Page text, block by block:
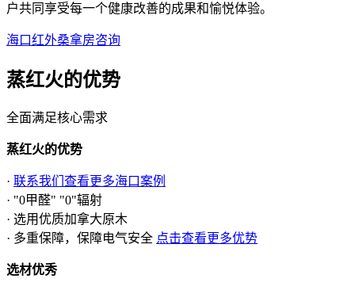
户共同享受每一个健康改善的成果和愉悦体验。
海口红外桑拿房咨询
蒸红火的优势
全面满足核心需求
蒸红火的优势
· 联系我们查看更多海口案例
· "0甲醛" "0"辐射
· 选用优质加拿大原木
· 多重保障，保障电气安全 点击查看更多优势
选材优秀